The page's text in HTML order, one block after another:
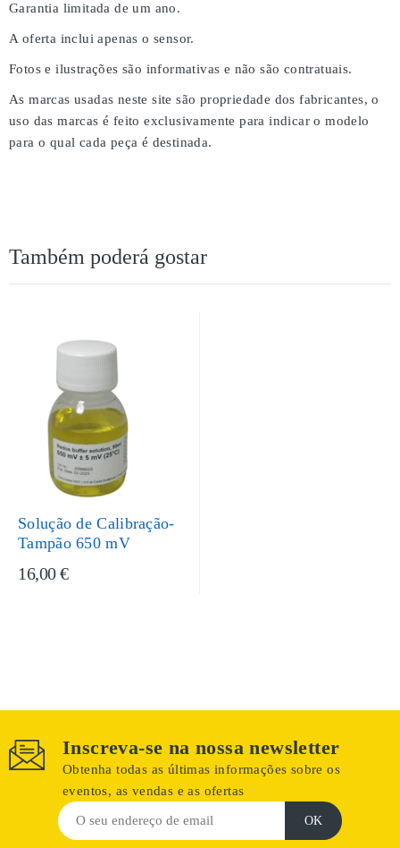
Garantia limitada de um ano.
A oferta inclui apenas o sensor.
Fotos e ilustrações são informativas e não são contratuais.
As marcas usadas neste site são propriedade dos fabricantes, o
uso das marcas é feito exclusivamente para indicar o modelo
para o qual cada peça é destinada.
Também poderá gostar
Solução de Calibração-
Tampão 650 mV
16,00 €
Inscreva-se na nossa newsletter
Obtenha todas as últimas informações sobre os
eventos, as vendas e as ofertas